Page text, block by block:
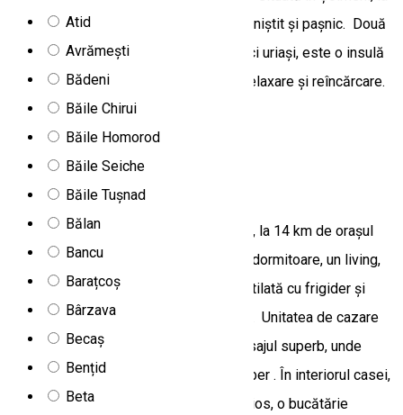
Atid
Avrămești
Bădeni
Băile Chirui
Băile Homorod
Băile Seiche
Băile Tușnad
Bălan
Bancu
Barațcoș
Bârzava
Becaș
Bențid
Beta
7 km de Miercurea Ciuc, într-un mediu liniștit și pașnic. Două
ferme de poveste, înconjurate de copaci uriași, este o insulă
de liniște. Cazarea este ideală pentru relaxare și reîncărcare.
79, Şoimeni 537232, Romania
Camere de închiriat
Balendormi
Unitatea este situată în județul Harghita, la 14 km de orașul
Gheorgheni. Acest loc de cazare are 4 dormitoare, un living,
un televizor cu ecran plat, o bucătărie utilată cu frigider și
mașină de spălat vase, precum și 2 băi. Unitatea de cazare
are o terasa acoperită cu vedere la peisajul superb, unde
puteți lua masa și petrece timp în aer liber . În interiorul casei,
la parter se află un șemineu, living spatios, o bucătărie